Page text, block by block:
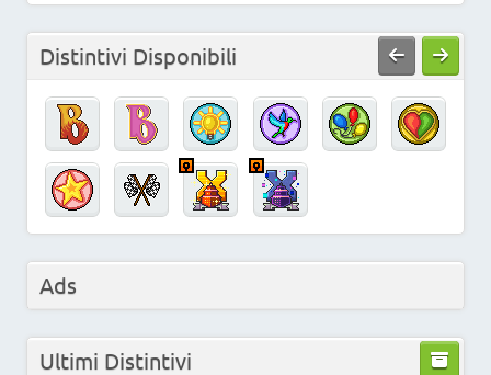
Distintivi Disponibili
Ads
Ultimi Distintivi